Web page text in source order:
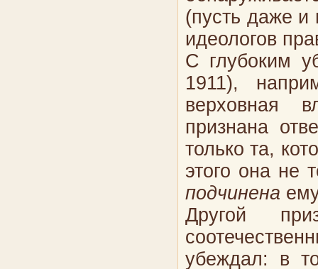
(пусть даже и
идеологов
С глубоким
1911),
верховная
признана
только та,
этого она не
подчинена
Другой
убеждал: в